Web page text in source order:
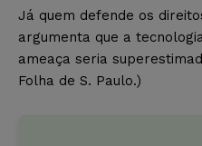
Já quem defende os
argumenta que a
ameaça seria
Folha de S. Paulo.)